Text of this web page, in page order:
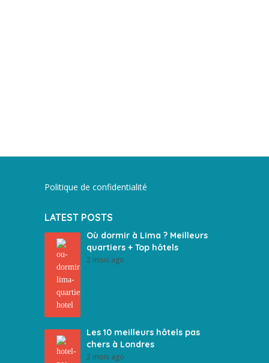
Politique de confidentialité
LATEST POSTS
Où dormir à Lima ? Meilleurs
quartiers + Top hôtels
2 mois ago
Les 10 meilleurs hôtels pas
chers à Londres
2 mois ago